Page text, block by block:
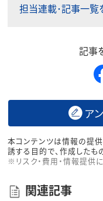
担当連載･記事一覧
記事
ア
本コンテンツは情報の提
誘する目的で、作成したも
※リスク・費用・情報提供
関連記事